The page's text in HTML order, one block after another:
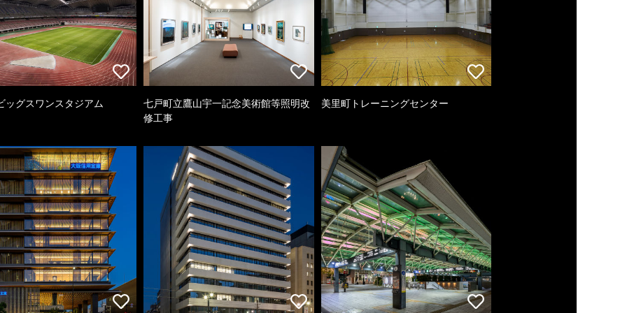
ッグスワンスタジアム
七戸町立鷹山宇一記念美術館等照明改
修工事
美里町トレーニングセンター